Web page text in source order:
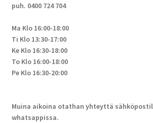
puh. 0400 724 704
Ma Klo 16:00-18:00
Ti Klo 13:30-17:00
Ke Klo 16:30-18:00
To Klo 16:00-18:00
Pe Klo 16:30-20:00
Muina aikoina otathan yhteyttä
whatsappissa.